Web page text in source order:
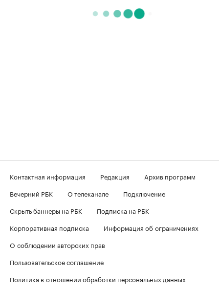
Контактная информация Редакция
Архив программ
Вечерний РБК
О телеканале
Подключение
Скрыть баннеры на РБК
Подписка на РБК
Корпоративная подписка
Информация об ограничениях
О соблюдении авторских прав
Пользовательское соглашение
Политика в отношении обработки персональных данных